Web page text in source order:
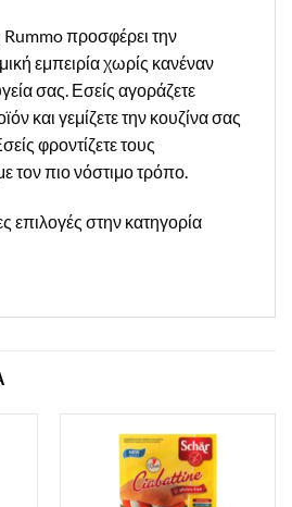
προσφέρει την
εμπειρία χωρίς κανέναν
σας. Εσείς αγοράζετε
και γεμίζετε την κουζίνα σας
φροντίζετε τους
τον πιο νόστιμο τρόπο.
επιλογές στην κατηγορία